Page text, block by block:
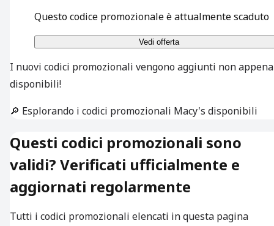
Questo codice promozionale è attualmente scaduto
Vedi offerta
I nuovi codici promozionali vengono aggiunti non appena
disponibili!
🔎 Esplorando i codici promozionali Macy's disponibili
Questi codici promozionali sono
validi? Verificati ufficialmente e
aggiornati regolarmente
Tutti i codici promozionali elencati in questa pagina